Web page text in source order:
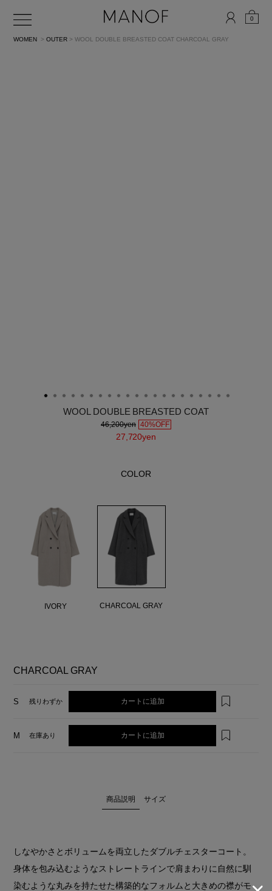
0
WOMEN >OUTER > WOOL DOUBLE BREASTED COATCHARCOAL GRAY
WOOL DOUBLE BREASTED COAT
46,200yen 40%OFF
27,720yen
COLOR
IVORY CHARCOAL GRAY
CHARCOAL GRAY
S 残りわずか カートに追加
M 在庫あり カートに追加
商品説明 サイズ
しなやかさとボリュームを両立したダブルチェスターコート。
身体を包み込むようなストレートラインで肩まわりに自然に馴
染むような丸みを持たせた構築的なフォルムと大きめの襟がモ